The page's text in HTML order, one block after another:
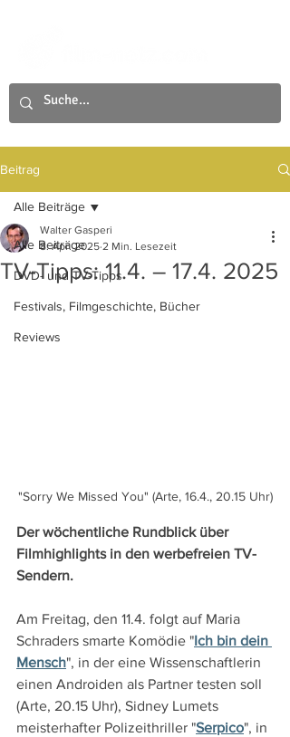
Beitrag
Alle Beiträge
DVD- und TV-Tipps
Festivals, Filmgeschichte, Bücher
Reviews
Alle Beiträge
TV-Tipps: 11.4. – 17.4. 2025
Walter Gasperi
8. Apr. 2025 2 Min. Lesezeit
"Sorry We Missed You" (Arte, 16.4., 20.15 Uhr)
Der wöchentliche Rundblick über
Filmhighlights in den werbefreien TV-
Sendern.
Am Freitag, den 11.4. folgt auf Maria
Schraders smarte Komödie "Ich bin dein
Mensch", in der eine Wissenschaftlerin
einen Androiden als Partner testen soll
(Arte, 20.15 Uhr), Sidney Lumets
meisterhafter Polizeithriller "Serpico", in